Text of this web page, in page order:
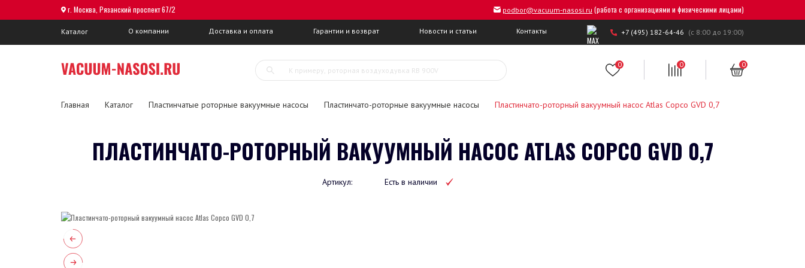
г. Москва, Рязанский проспект 67/2 podbor@vacuum-nasosi.ru (работа с организациями и физическими лицами)
Каталог О компании Доставка и оплата Гарантии и возврат Новости и статьи Контакты +7 (495) 182-64-46 (с 8:00 до 19:00)
0 0 0
Главная Каталог Пластинчатые роторные вакуумные насосы Пластинчато-роторные вакуумные насосы Пластинчато-роторный вакуумный насос Atlas Copco GVD 0,7
ПЛАСТИНЧАТО-РОТОРНЫЙ ВАКУУМНЫЙ НАСОС ATLAS COPCO GVD 0,7
Артикул: Есть в наличии